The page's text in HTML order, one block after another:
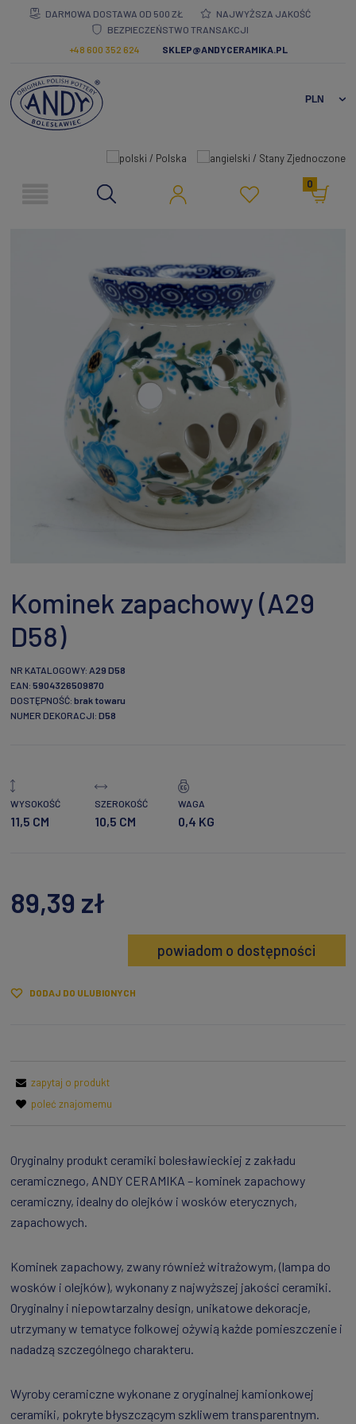
DARMOWA DOSTAWA OD 500 ZŁ
NAJWYŻSZA JAKOŚĆ
BEZPIECZEŃSTWO TRANSAKCJI
+48 600 352 624
SKLEP@ANDYCERAMIKA.PL
0
Kominek zapachowy (A29
D58)
NR KATALOGOWY: A29 D58
EAN: 5904326509870
DOSTĘPNOŚĆ: brak towaru
NUMER DEKORACJI: D58
WYSOKOŚĆ
11,5 CM
SZEROKOŚĆ
10,5 CM
WAGA
0,4 KG
89,39 zł
powiadom o dostępności
DODAJ DO ULUBIONYCH
zapytaj o produkt
poleć znajomemu
Oryginalny produkt ceramiki bolesławieckiej z zakładu
ceramicznego, ANDY CERAMIKA – kominek zapachowy
ceramiczny, idealny do olejków i wosków eterycznych,
zapachowych.
Kominek zapachowy, zwany również witrażowym, (lampa do
wosków i olejków), wykonany z najwyższej jakości ceramiki.
Oryginalny i niepowtarzalny design, unikatowe dekoracje,
utrzymany w tematyce folkowej ożywią każde pomieszczenie i
nadadzą szczególnego charakteru.
Wyroby ceramiczne wykonane z oryginalnej kamionkowej
ceramiki, pokryte błyszczącym szkliwem transparentnym.